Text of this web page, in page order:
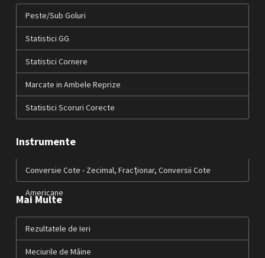
Peste/Sub Goluri
Statistici GG
Statistici Cornere
Marcate in Ambele Reprize
Statistici Scoruri Corecte
Instrumente
Conversie Cote - Zecimal, Fracționar, Conversii Cote
Americane
Mai Multe
Rezultatele de Ieri
Meciurile de Mâine